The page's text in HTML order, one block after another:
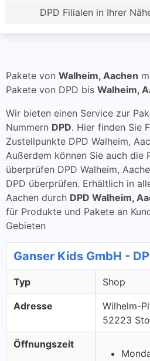
DPD Filialen in Ihrer
Pakete von Walheim, Aachen
Pakete von DPD bis Walheim,
Wir bieten einen Service zur
Nummern DPD. Hier finden Sie
Zustellpunkte DPD Walheim,
Außerdem können Sie auch die
überprüfen DPD Walheim,
DPD überprüfen. Erhältlich in
Aachen durch DPD Walheim,
für Produkte und Pakete an
Gebieten
Ganser Kids GmbH -
Typ Shop
Adresse
Wilhelm-
52223
Öffnungszeit